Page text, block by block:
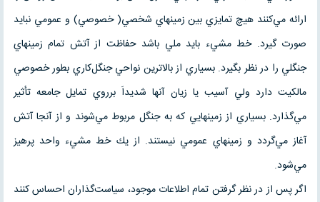
ارائه مي‌كنند هيچ تمايزي بين زمينهاي شخصي( خصوصي) و عمومي نبايد
صورت گيرد. خط مشيء بايد ملي باشد حفاظت از آتش تمام زمينهاي
جنگلي را در نظر بگيرد. بسياري از بالاترين نواحي جنگل‌كاري بطور خصوصي
مالكيت دارد ولي آسيب يا زيان آنها شديداَ برروي تمايل جامعه تأثير
مي‌گذارد. بسياري از زمينهايي كه به جنگل مربوط مي‌شوند و از آنجا آتش
آغاز مي‌گردد و زمينهاي عمومي نيستند. از يك خط مشيء واحد پرهيز
مي‌شود.
اگر پس از در نظر گرفتن تمام اطلاعات موجود، سياست‌گذاران احساس كنند